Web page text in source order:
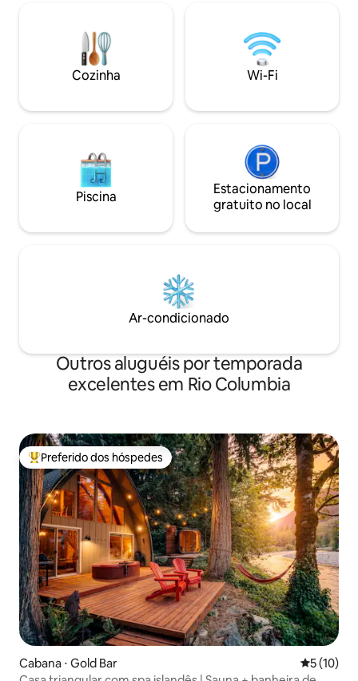
fogueira junto ao lago. Fica a 1 milha do
Lago Alice, então pegue as pranchas de
remo e vá para o lago! Além disso,
reserve uma cerimônia de cura sonora
hidromassagem)
reunir, se
desacelerar. **Disponibilidade mostrada
até 26 de
abertura**
Cozinha Wi-Fi
Piscina
Estacionamento
gratuito no local
Ar-condicionado
Outros aluguéis por temporada
excelentes em Rio Columbia
Entre os melhores preferidos dos hóspedes
Preferido dos hóspedes
Cabana ⋅ Gold Bar 5 de uma
5 (10)